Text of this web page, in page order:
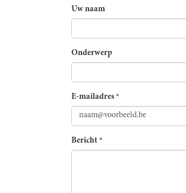
Uw naam
Onderwerp
E-mailadres *
Bericht *